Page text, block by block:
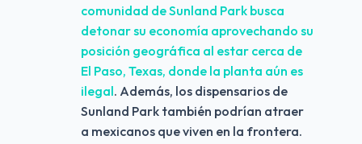
comunidad de Sunland Park busca
detonar su economía aprovechando su
posición geográfica al estar cerca de
El Paso, Texas, donde la planta aún es
ilegal. Además, los dispensarios de
Sunland Park también podrían atraer
a mexicanos que viven en la frontera.